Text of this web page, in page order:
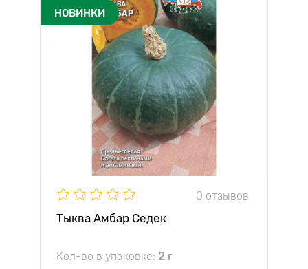
НОВИНКИ
0 отзывов
Тыква Амбар Седек
Кол-во в упаковке: 2 г